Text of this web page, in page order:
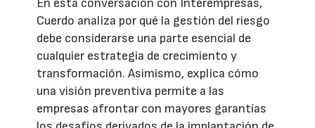
En esta conversación con Interempresas,
Cuerdo analiza por qué la gestión del riesgo
debe considerarse una parte esencial de
cualquier estrategia de crecimiento y
transformación. Asimismo, explica cómo
una visión preventiva permite a las
empresas afrontar con mayores garantías